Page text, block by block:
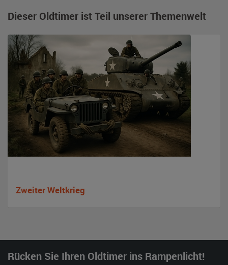
Dieser Oldtimer ist Teil unserer Themenwelt
Zweiter Weltkrieg
Rücken Sie Ihren Oldtimer ins Rampenlicht!